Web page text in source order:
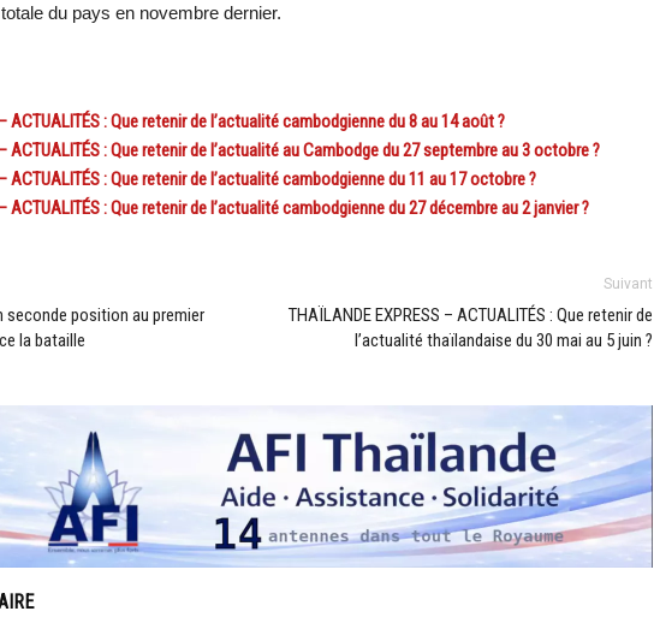
du pays en novembre dernier.
ACTUALITÉS : Que retenir de l’actualité cambodgienne du 8 au 14 août ?
ACTUALITÉS : Que retenir de l’actualité au Cambodge du 27 septembre au 3 octobre ?
ACTUALITÉS : Que retenir de l’actualité cambodgienne du 11 au 17 octobre ?
ACTUALITÉS : Que retenir de l’actualité cambodgienne du 27 décembre au 2 janvier ?
seconde position au premier
la bataille
Suivant
THAÏLANDE EXPRESS – ACTUALITÉS : Que retenir de
l’actualité thaïlandaise du 30 mai au 5 juin ?